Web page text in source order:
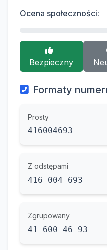
Ocena społeczności:
Bezpieczny
Formaty
Prosty
416004693
Z odstępami
416 004 693
Zgrupowany
41 600 46 93